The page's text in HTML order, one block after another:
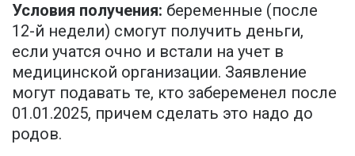
Условия получения: беременные (после
12-й недели) смогут получить деньги,
если учатся очно и встали на учет в
медицинской организации. Заявление
могут подавать те, кто забеременел после
01.01.2025, причем сделать это надо до
родов.